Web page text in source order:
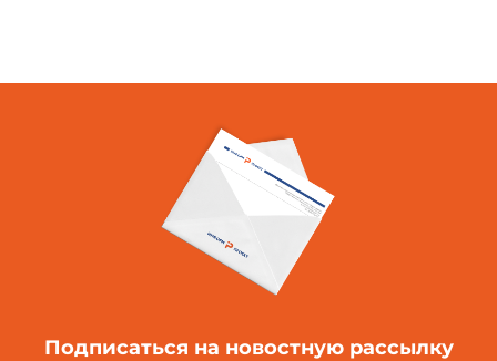
Подписаться на новостную рассылку